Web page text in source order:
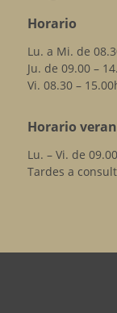
Horario
Lu. a Mi. de
Ju. de 09.00 –
Vi. 08.30 –
Horario
Lu. – Vi. de
Tardes a